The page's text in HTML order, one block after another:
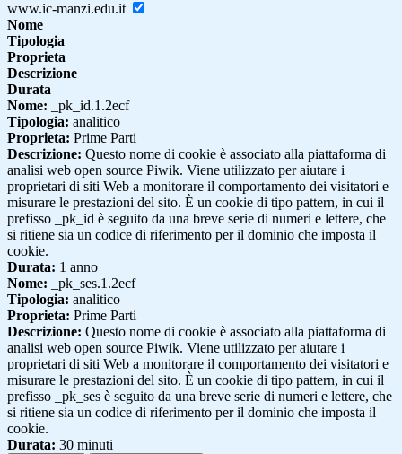
www.ic-manzi.edu.it
Nome
Tipologia
Proprieta
Descrizione
Durata
Nome: _pk_id.1.2ecf
Tipologia: analitico
Proprieta: Prime Parti
Descrizione: Questo nome di cookie è associato alla piattaforma di
analisi web open source Piwik. Viene utilizzato per aiutare i
proprietari di siti Web a monitorare il comportamento dei visitatori e
misurare le prestazioni del sito. È un cookie di tipo pattern, in cui il
prefisso _pk_id è seguito da una breve serie di numeri e lettere, che
si ritiene sia un codice di riferimento per il dominio che imposta il
cookie.
Durata: 1 anno
Nome: _pk_ses.1.2ecf
Tipologia: analitico
Proprieta: Prime Parti
Descrizione: Questo nome di cookie è associato alla piattaforma di
analisi web open source Piwik. Viene utilizzato per aiutare i
proprietari di siti Web a monitorare il comportamento dei visitatori e
misurare le prestazioni del sito. È un cookie di tipo pattern, in cui il
prefisso _pk_ses è seguito da una breve serie di numeri e lettere, che
si ritiene sia un codice di riferimento per il dominio che imposta il
cookie.
Durata: 30 minuti